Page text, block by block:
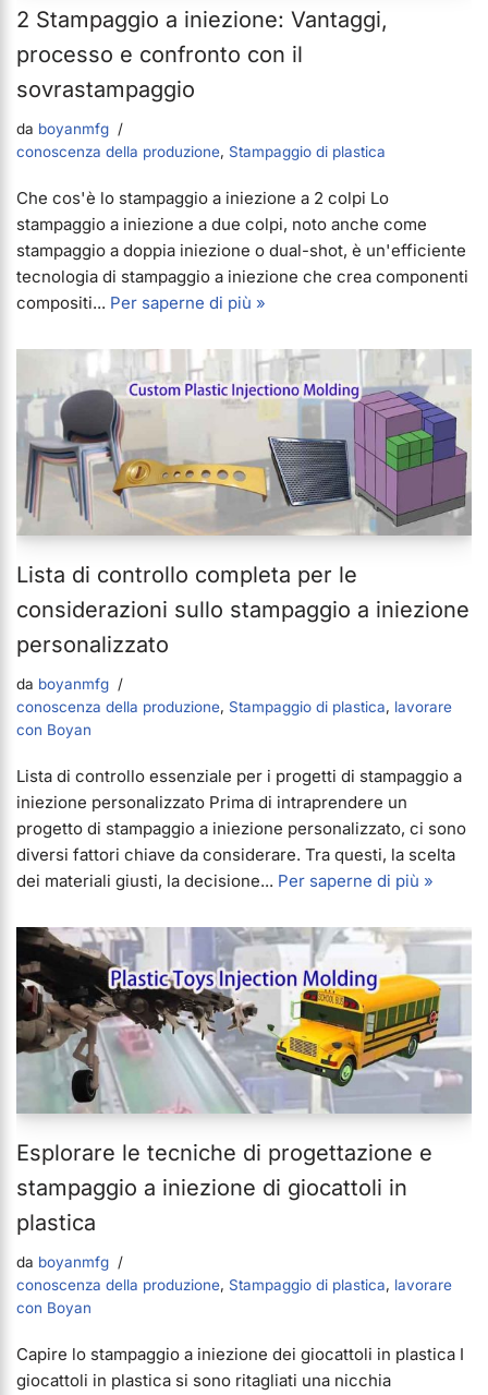
2 Stampaggio a iniezione: Vantaggi,
processo e confronto con il
sovrastampaggio
da boyanmfg
conoscenza della produzione, Stampaggio di plastica
Che cos'è lo stampaggio a iniezione a 2 colpi Lo
stampaggio a iniezione a due colpi, noto anche come
stampaggio a doppia iniezione o dual-shot, è un'efficiente
tecnologia di stampaggio a iniezione che crea componenti
compositi... Per saperne di più »
Lista di controllo completa per le
considerazioni sullo stampaggio a iniezione
personalizzato
da boyanmfg
conoscenza della produzione, Stampaggio di plastica, lavorare
con Boyan
Lista di controllo essenziale per i progetti di stampaggio a
iniezione personalizzato Prima di intraprendere un
progetto di stampaggio a iniezione personalizzato, ci sono
diversi fattori chiave da considerare. Tra questi, la scelta
dei materiali giusti, la decisione... Per saperne di più »
Esplorare le tecniche di progettazione e
stampaggio a iniezione di giocattoli in
plastica
da boyanmfg
conoscenza della produzione, Stampaggio di plastica, lavorare
con Boyan
Capire lo stampaggio a iniezione dei giocattoli in plastica I
giocattoli in plastica si sono ritagliati una nicchia